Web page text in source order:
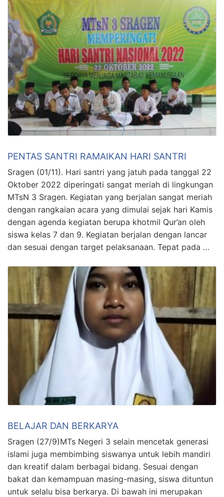
PENTAS SANTRI RAMAIKAN HARI SANTRI
Sragen (01/11). Hari santri yang jatuh pada tanggal 22
Oktober 2022 diperingati sangat meriah di lingkungan
MTsN 3 Sragen. Kegiatan yang berjalan sangat meriah
dengan rangkaian acara yang dimulai sejak hari Kamis
dengan agenda kegiatan berupa khotmil Qur’an oleh
siswa kelas 7 dan 9. Kegiatan berjalan dengan lancar
dan sesuai dengan target pelaksanaan. Tepat pada …
BELAJAR DAN BERKARYA
Sragen (27/9)MTs Negeri 3 selain mencetak generasi
islami juga membimbing siswanya untuk lebih mandiri
dan kreatif dalam berbagai bidang. Sesuai dengan
bakat dan kemampuan masing-masing, siswa dituntun
untuk selalu bisa berkarya. Di bawah ini merupakan